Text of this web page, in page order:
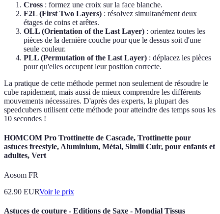
Cross : formez une croix sur la face blanche.
F2L (First Two Layers) : résolvez simultanément deux
étages de coins et arêtes.
OLL (Orientation of the Last Layer) : orientez toutes les
pièces de la dernière couche pour que le dessus soit d'une
seule couleur.
PLL (Permutation of the Last Layer) : déplacez les pièces
pour qu'elles occupent leur position correcte.
La pratique de cette méthode permet non seulement de résoudre le
cube rapidement, mais aussi de mieux comprendre les différents
mouvements nécessaires. D'après des experts, la plupart des
speedcubers utilisent cette méthode pour atteindre des temps sous les
10 secondes !
HOMCOM Pro Trottinette de Cascade, Trottinette pour
astuces freestyle, Aluminium, Métal, Simili Cuir, pour enfants et
adultes, Vert
Aosom FR
62.90 EURVoir le prix
Astuces de couture - Editions de Saxe - Mondial Tissus